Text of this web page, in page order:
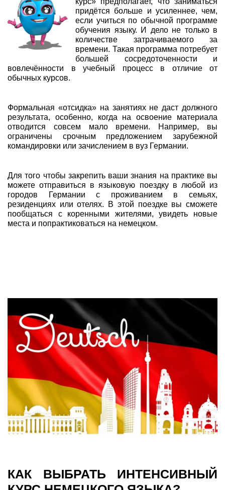
придётся больше и усиленнее, чем,
если учиться по обычной программе
обучения языку. И дело не только в
количестве затрачиваемого за
времени. Такая программа потребует
большей сосредоточенности и
вовлечённости в учебный процесс в отличие от
обычных курсов.
Формальная «отсидка» на занятиях не даст должного
результата, особенно, когда на освоение материала
отводится совсем мало времени. Например, вы
ограничены срочным предложением зарубежной
командировки или зачислением в вуз Германии.
Для того чтобы закрепить ваши знания на практике вы
можете отправиться в языковую поездку в любой из
городов Германии с проживанием в семьях,
резиденциях или отелях. В этой поездке вы сможете
пообщаться с коренными жителями, увидеть новые
места и попрактиковаться на немецком.
КАК ВЫБРАТЬ ИНТЕНСИВНЫЙ